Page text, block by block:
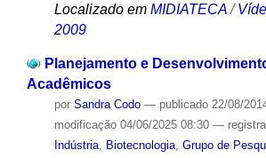
Localizado em MIDIATECA /
2009
Planejamento e
Acadêmicos
por Sandra Codo — publicado22/08/
modificação04/06/2025 08:30 —
Indústria, Biotecnologia, Grupo de